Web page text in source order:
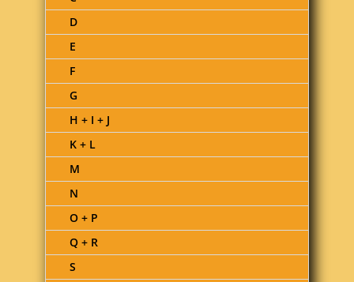
D
E
F
G
H + I + J
K + L
M
N
O + P
Q + R
S